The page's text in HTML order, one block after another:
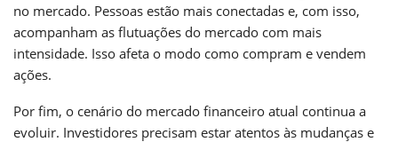
no mercado. Pessoas estão mais conectadas e, com isso,
acompanham as flutuações do mercado com mais
intensidade. Isso afeta o modo como compram e vendem
ações.
Por fim, o cenário do mercado financeiro atual continua a
evoluir. Investidores precisam estar atentos às mudanças e